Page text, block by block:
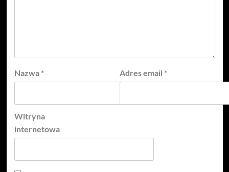
Nazwa * Adres email *
Witryna
internetowa